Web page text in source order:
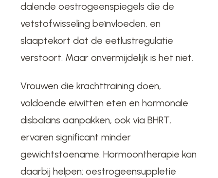
dalende oestrogeenspiegels die de
vetstofwisseling beïnvloeden, en
slaaptekort dat de eetlustregulatie
verstoort. Maar onvermijdelijk is het niet.
Vrouwen die krachttraining doen,
voldoende eiwitten eten en hormonale
disbalans aanpakken, ook via BHRT,
ervaren significant minder
gewichtstoename. Hormoontherapie kan
daarbij helpen: oestrogeensuppletie